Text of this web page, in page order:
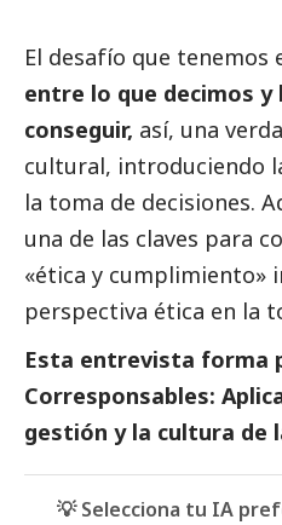
El desafío que tenemos
entre lo que decimos y
conseguir, así, una
cultural, introduciendo
la toma de decisiones.
una de las claves para
«ética y cumplimiento»
perspectiva ética en la
Esta entrevista forma
Corresponsables:
gestión y la cultura de
💡 Selecciona tu IA